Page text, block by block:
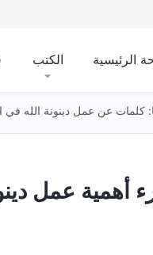
الرئيسية الكتب
كلمات عن عمل دينونة الله في
عمل